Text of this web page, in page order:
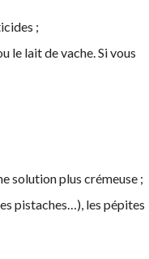
;
le lait de vache. Si vous
solution plus crémeuse ;
pistaches…), les pépites